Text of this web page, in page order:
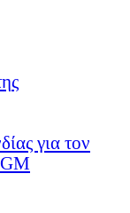
για τον